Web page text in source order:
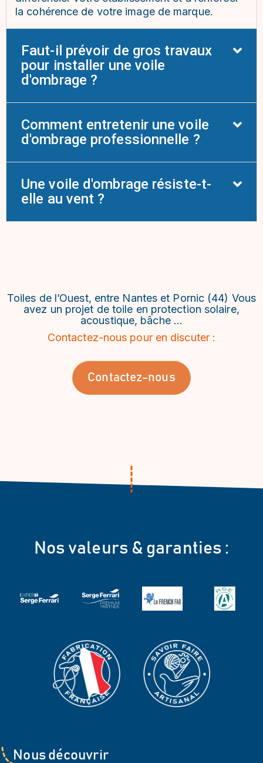
la cohérence de votre image de marque.
Faut-il prévoir de gros travaux
pour installer une voile
d'ombrage ?
Comment entretenir une voile
d'ombrage professionnelle ?
Une voile d'ombrage résiste-t-
elle au vent ?
Toiles de l’Ouest, entre Nantes et Pornic (44) Vous
avez un projet de toile en protection solaire,
acoustique, bâche …
Contactez-nous pour en discuter :
Contactez-nous
Nos valeurs & garanties :
Nous découvrir